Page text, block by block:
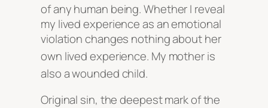
of any human being. Whether I reveal
my lived experience as an emotional
violation changes nothing about her
own lived experience. My mother is
also a wounded child.
Original sin, the deepest mark of the